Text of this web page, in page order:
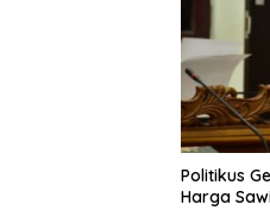
Politikus
Harga